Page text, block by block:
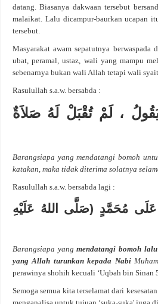
datang. Biasanya dakwaan tersebut
malaikat. Lalu dicampur-baurkan ucapan
tersebut.
Masyarakat awam sepatutnya
ubat, peramal, ustaz, wali yang mampu
sebenarnya bukan wali Allah tetapi wali
Rasulullah s.a.w. bersabda :
، لَمْ تُقْبَلْ لَهُ صَلاَةٌ
Barangsiapa yang mendatangi bomoh
katakan, maka tidak diterima solatnya
Rasulullah s.a.w. bersabda lagi :
مُحَمَّدٍ (صَلَّى اللهُ عَلَيْهِ
Barangsiapa yangmendatangi bomoh
yang Allah turunkan kepada Nabi
perawinya shohih kecuali ‘Uqbah bin Sinan
Semoga semua kita terselamat dari